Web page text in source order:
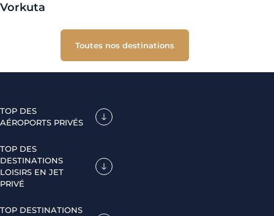
Vorkuta
Toutes nos destinations
TOP DES
AÉROPORTS PRIVÉS
TOP DES
DESTINATIONS
LOISIRS EN JET
PRIVÉ
TOP DESTINATIONS